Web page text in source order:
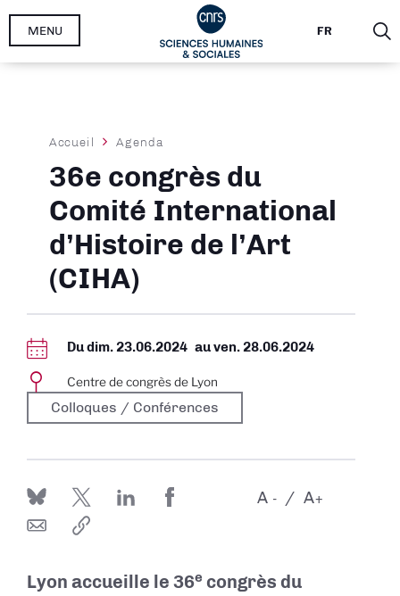
Aller
FR
MENU
Fil
d'Ariane
Accueil Agenda
36e congrès du
Comité International
d’Histoire de l’Art
(CIHA)
Dudim. 23.06.2024 auven. 28.06.2024
Centre de congrès de Lyon
Colloques / Conférences
-
A +
A
Lyon accueille le 36e congrès du